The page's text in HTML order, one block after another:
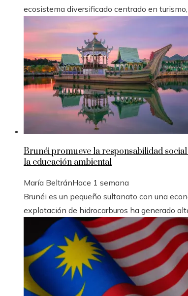
ecosistema diversificado centrado en
Brunéi promueve la responsabilidad
la educación ambiental
María BeltránHace 1 semana
Brunéi es un pequeño sultanato con una
explotación de hidrocarburos ha generado